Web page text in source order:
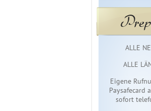
ALLE
ALLE
Eigene
Paysafecard
sofort